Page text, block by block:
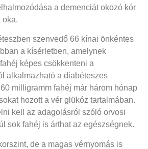
a demenciát okozó kór
oka.
szenvedő 66 kínai önkéntes
a kísérletben, amelynek
képes csökkenteni a
alkalmazható a diabéteszes
milligramm fahéj már három hónap
hozott a vér glükóz tartalmában.
kell az adagolásról szóló orvosi
sok fahéj is árthat az egészségnek.
de a magas vérnyomás is